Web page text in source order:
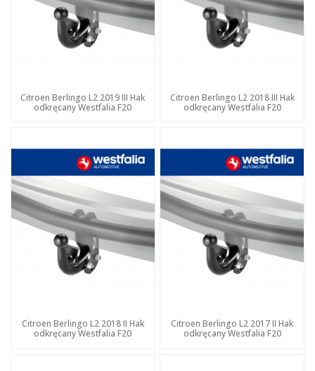
Citroen Berlingo L2 2019 III Hak
odkręcany Westfalia F20
Citroen Berlingo L2 2018 III Hak
odkręcany Westfalia F20
Citroen Berlingo L2 2018 II Hak
odkręcany Westfalia F20
Citroen Berlingo L2 2017 II Hak
odkręcany Westfalia F20